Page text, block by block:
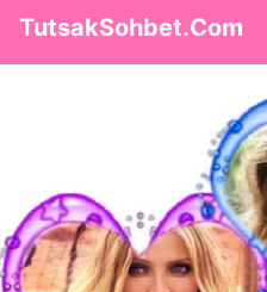
TutsakSohbet.Com